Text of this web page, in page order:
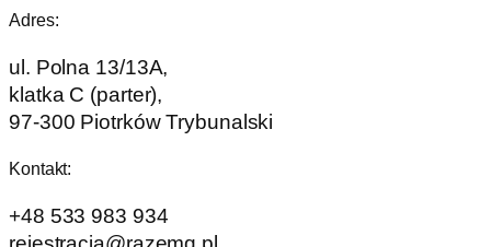
Adres:
ul. Polna 13/13A,
klatka C (parter),
97-300 Piotrków Trybunalski
Kontakt:
+48 533 983 934